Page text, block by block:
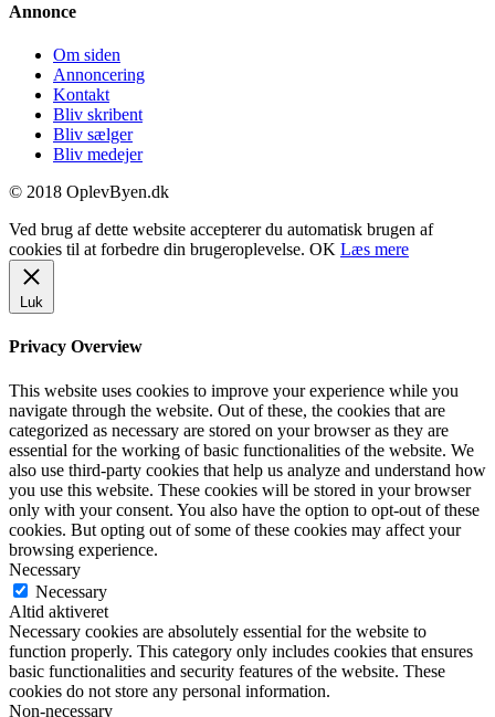
Annonce
Om siden
Annoncering
Kontakt
Bliv skribent
Bliv sælger
Bliv medejer
© 2018 OplevByen.dk
Ved brug af dette website accepterer du automatisk brugen af
cookies til at forbedre din brugeroplevelse. OK Læs mere
Luk
Privacy Overview
This website uses cookies to improve your experience while you
navigate through the website. Out of these, the cookies that are
categorized as necessary are stored on your browser as they are
essential for the working of basic functionalities of the website. We
also use third-party cookies that help us analyze and understand how
you use this website. These cookies will be stored in your browser
only with your consent. You also have the option to opt-out of these
cookies. But opting out of some of these cookies may affect your
browsing experience.
Necessary
Necessary
Altid aktiveret
Necessary cookies are absolutely essential for the website to
function properly. This category only includes cookies that ensures
basic functionalities and security features of the website. These
cookies do not store any personal information.
Non-necessary